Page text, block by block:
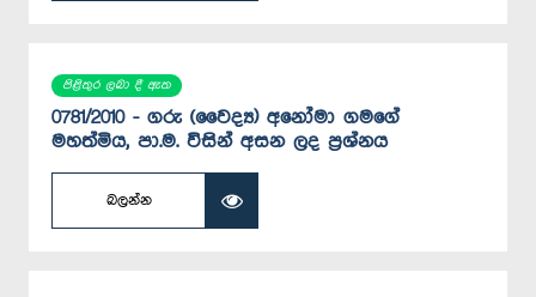
පිළිතුර ලබා දී ඇත
0781/2010 - ගරු (වෛද්‍ය) අනෝමා ගමගේ
මහත්මිය, පා.ම. විසින් අසන ලද ප්‍රශ්නය
බලන්න